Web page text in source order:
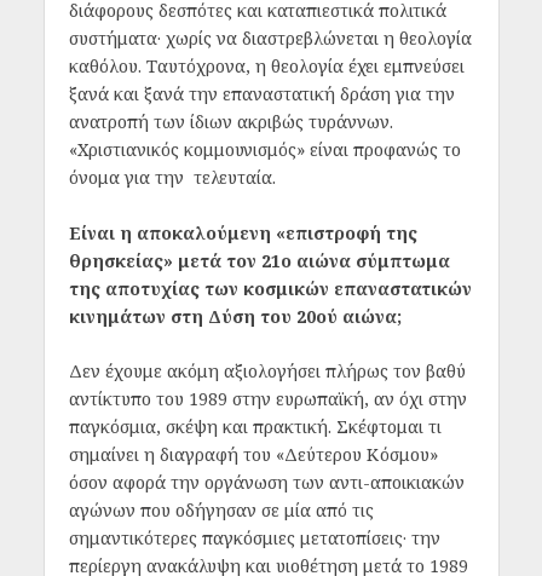
διάφορους δεσπότες και καταπιεστικά πολιτικά
συστήματα· χωρίς να διαστρεβλώνεται η θεολογία
καθόλου. Ταυτόχρονα, η θεολογία έχει εμπνεύσει
ξανά και ξανά την επαναστατική δράση για την
ανατροπή των ίδιων ακριβώς τυράννων.
«Χριστιανικός κομμουνισμός» είναι προφανώς το
όνομα για την τελευταία.
Είναι η αποκαλούμενη «επιστροφή της
θρησκείας» μετά τον 21ο αιώνα σύμπτωμα
της αποτυχίας των κοσμικών επαναστατικών
κινημάτων στη Δύση του 20oύ αιώνα;
Δεν έχουμε ακόμη αξιολογήσει πλήρως τον βαθύ
αντίκτυπο του 1989 στην ευρωπαϊκή, αν όχι στην
παγκόσμια, σκέψη και πρακτική. Σκέφτομαι τι
σημαίνει η διαγραφή του «Δεύτερου Κόσμου»
όσον αφορά την οργάνωση των αντι-αποικιακών
αγώνων που οδήγησαν σε μία από τις
σημαντικότερες παγκόσμιες μετατοπίσεις· την
περίεργη ανακάλυψη και υιοθέτηση μετά το 1989